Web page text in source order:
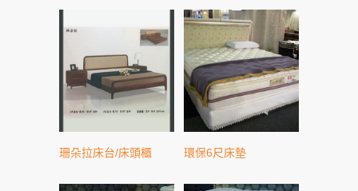
珊朵拉床台/床頭櫃 環保6尺床墊